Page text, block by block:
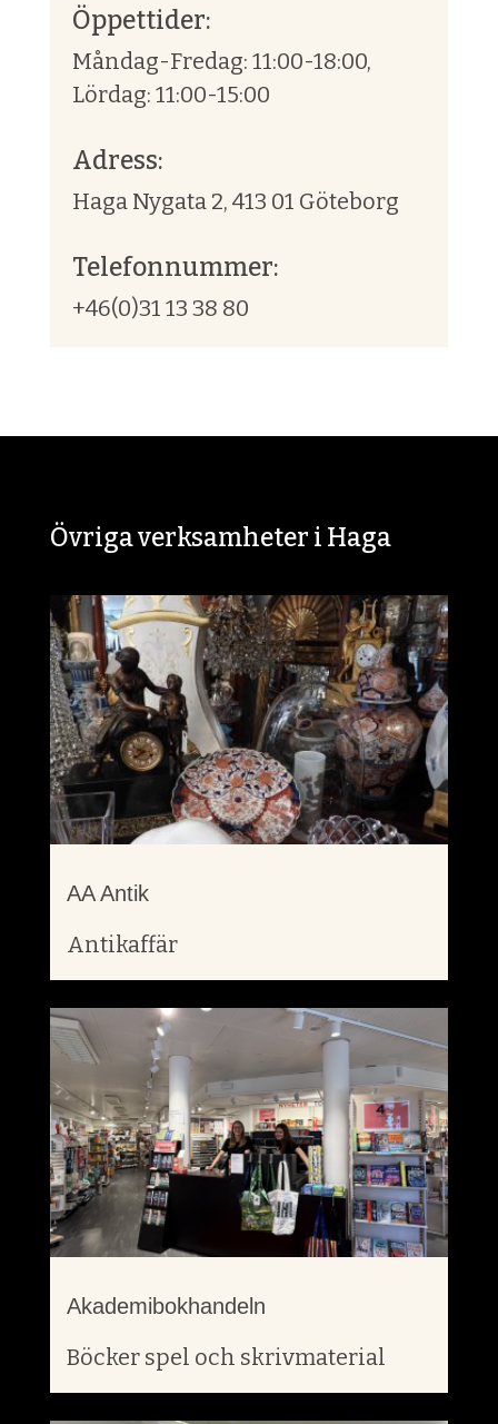
Öppettider:
Måndag-Fredag: 11:00-18:00,
Lördag: 11:00-15:00
Adress:
Haga Nygata 2, 413 01 Göteborg
Telefonnummer:
+46(0)31 13 38 80
Övriga verksamheter i Haga
AA Antik
Antikaffär
Akademibokhandeln
Böcker spel och skrivmaterial